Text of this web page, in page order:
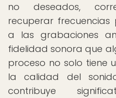
no deseados,
recuperar frecuencias
a las grabaciones
fidelidad sonora que
proceso no solo tiene
la calidad del
contribuye